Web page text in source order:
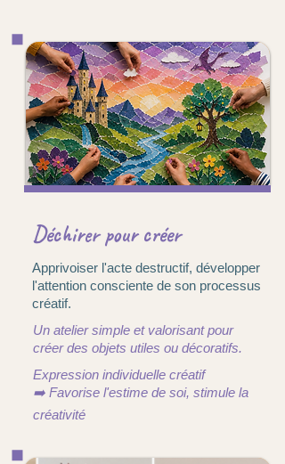
Déchirer pour créer
Apprivoiser l'acte destructif, développer
l'attention consciente de son processus
créatif.
Un atelier simple et valorisant pour
créer des objets utiles ou décoratifs.
Expression individuelle créatif
➡️ Favorise l'estime de soi, stimule la
créativité